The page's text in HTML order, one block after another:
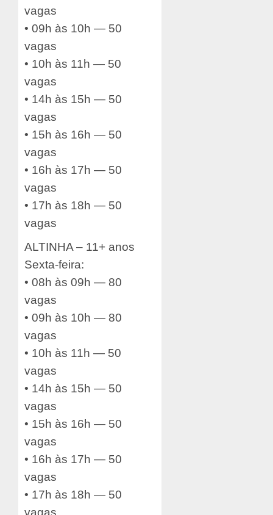
vagas
• 09h às 10h — 50
vagas
• 10h às 11h — 50
vagas
• 14h às 15h — 50
vagas
• 15h às 16h — 50
vagas
• 16h às 17h — 50
vagas
• 17h às 18h — 50
vagas
ALTINHA – 11+ anos
Sexta-feira:
• 08h às 09h — 80
vagas
• 09h às 10h — 80
vagas
• 10h às 11h — 50
vagas
• 14h às 15h — 50
vagas
• 15h às 16h — 50
vagas
• 16h às 17h — 50
vagas
• 17h às 18h — 50
vagas